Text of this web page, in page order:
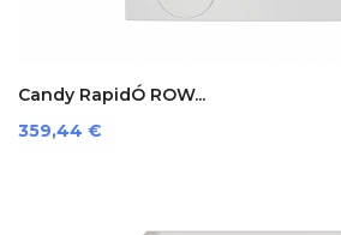
Candy RapidÓ ROW...
Preis
359,44 €